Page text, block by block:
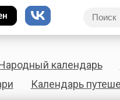
календарь
Календарь